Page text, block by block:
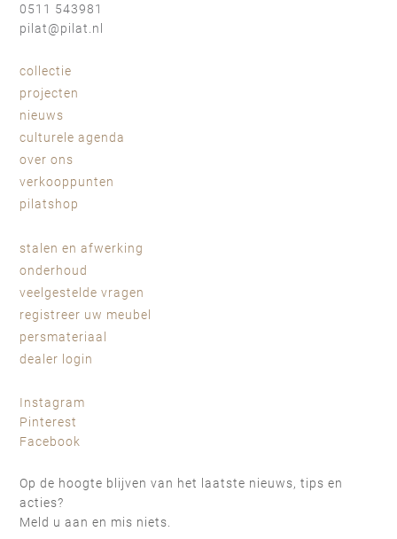
0511 543981
pilat@pilat.nl
collectie
projecten
nieuws
culturele agenda
over ons
verkooppunten
pilatshop
stalen en afwerking
onderhoud
veelgestelde vragen
registreer uw meubel
persmateriaal
dealer login
Instagram
Pinterest
Facebook
Op de hoogte blijven van het laatste nieuws, tips en
acties?
Meld u aan en mis niets.